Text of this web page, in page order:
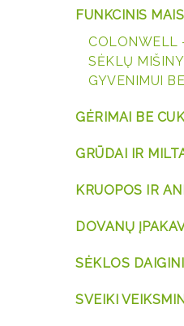
FUNKCINIS
COLONWELL
SĖKLŲ
GYVENIMUI
GĖRIMAI BE
GRŪDAI IR
KRUOPOS IR
DOVANŲ
SĖKLOS
SVEIKI